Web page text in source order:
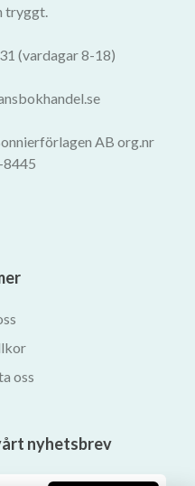
tryggt.
(vardagar 8-18)
AB org.nr
oss
nyhetsbrev